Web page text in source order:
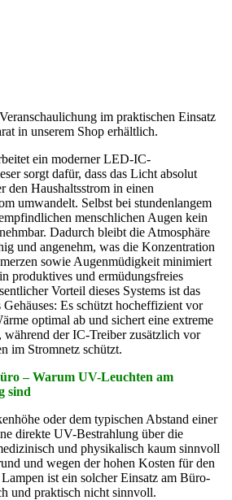
im praktischen Einsatz
in unserem Shop erhältlich.
ein moderner LED-IC-
sorgt dafür, dass das Licht absolut
den Haushaltsstrom in einen
umwandelt. Selbst bei stundenlangem
menschlichen Augen kein
Dadurch bleibt die Atmosphäre
und angenehm, was die Konzentration
sowie Augenmüdigkeit minimiert
produktives und ermüdungsfreies
Vorteil dieses Systems ist das
Es schützt hocheffizient vor
optimal ab und sichert eine extreme
der IC-Treiber zusätzlich vor
im Stromnetz schützt.
– Warum UV-Leuchten am
sind
oder dem typischen Abstand einer
direkte UV-Bestrahlung über die
und physikalisch kaum sinnvoll
und wegen der hohen Kosten für den
ist ein solcher Einsatz am Büro-
und praktisch nicht sinnvoll.